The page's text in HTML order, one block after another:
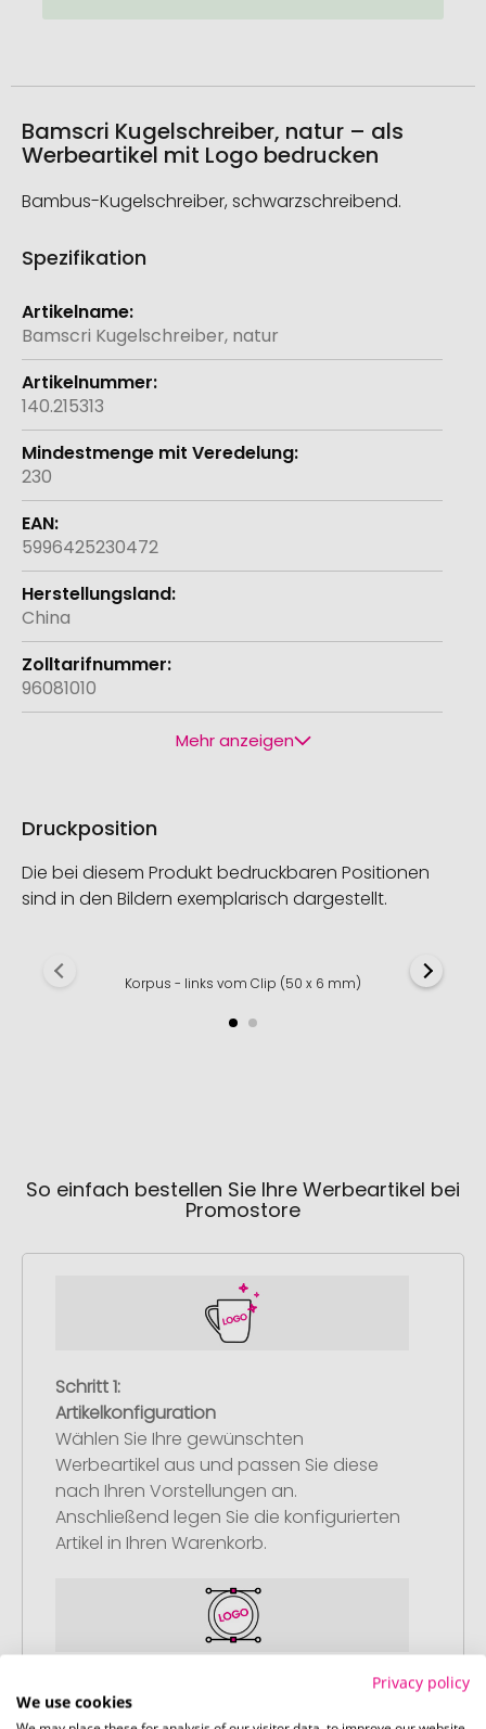
Bamscri Kugelschreiber, natur – als
Werbeartikel mit Logo bedrucken
Bambus-Kugelschreiber, schwarzschreibend.
Spezifikation
Weitere
Informationen
Bamscri Kugelschreiber, natur
140.215313
230
5996425230472
China
96081010
Mehr anzeigen
Druckposition
Die bei diesem Produkt bedruckbaren Positionen
sind in den Bildern exemplarisch dargestellt.
Korpus - links vom Clip (50 x 6 mm)
So einfach bestellen Sie Ihre Werbeartikel bei
Promostore
Schritt 1:
Artikelkonfiguration
Wählen Sie Ihre gewünschten
Werbeartikel aus und passen Sie diese
nach Ihren Vorstellungen an.
Anschließend legen Sie die konfigurierten
Artikel in Ihren Warenkorb.
Upload Ihres Logos oder Motivs
Privacy policy
We use cookies